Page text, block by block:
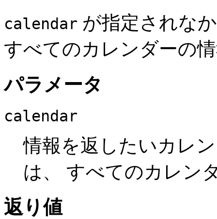
calendar が指定されな
すべてのカレンダーの
パラメータ
calendar
情報を返したいカレ
は、 すべてのカレン
返り値